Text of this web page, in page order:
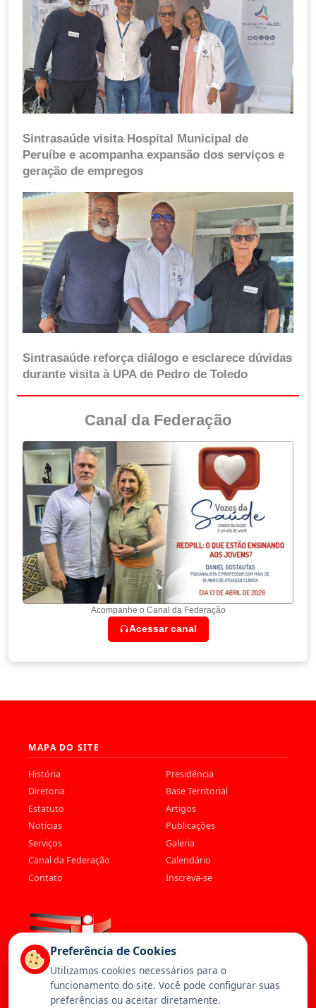
Sintrasaúde visita Hospital Municipal de
Peruíbe e acompanha expansão dos serviços e
geração de empregos
Sintrasaúde reforça diálogo e esclarece dúvidas
durante visita à UPA de Pedro de Toledo
Canal da Federação
Acompanhe o Canal da Federação
Acessar canal
MAPA DO SITE
História
Presidência
Diretoria
Base Territorial
Estatuto
Artigos
Notícias
Publicações
Serviços
Galeria
Canal da Federação
Calendário
Contato
Inscreva-se
Preferência de Cookies
Utilizamos cookies necessários para o
funcionamento do site. Você pode configurar suas
preferências ou aceitar diretamente.